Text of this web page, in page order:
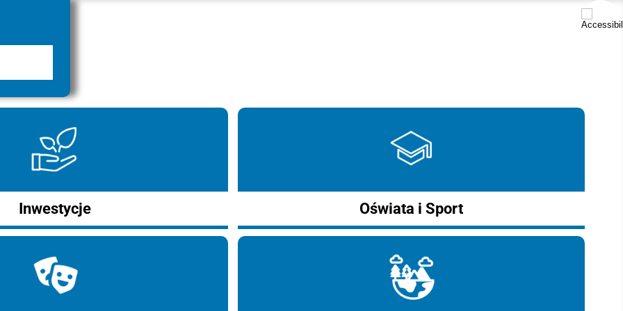
Inwestycje Oświata i Sport